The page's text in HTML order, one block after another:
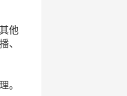
他
、
。